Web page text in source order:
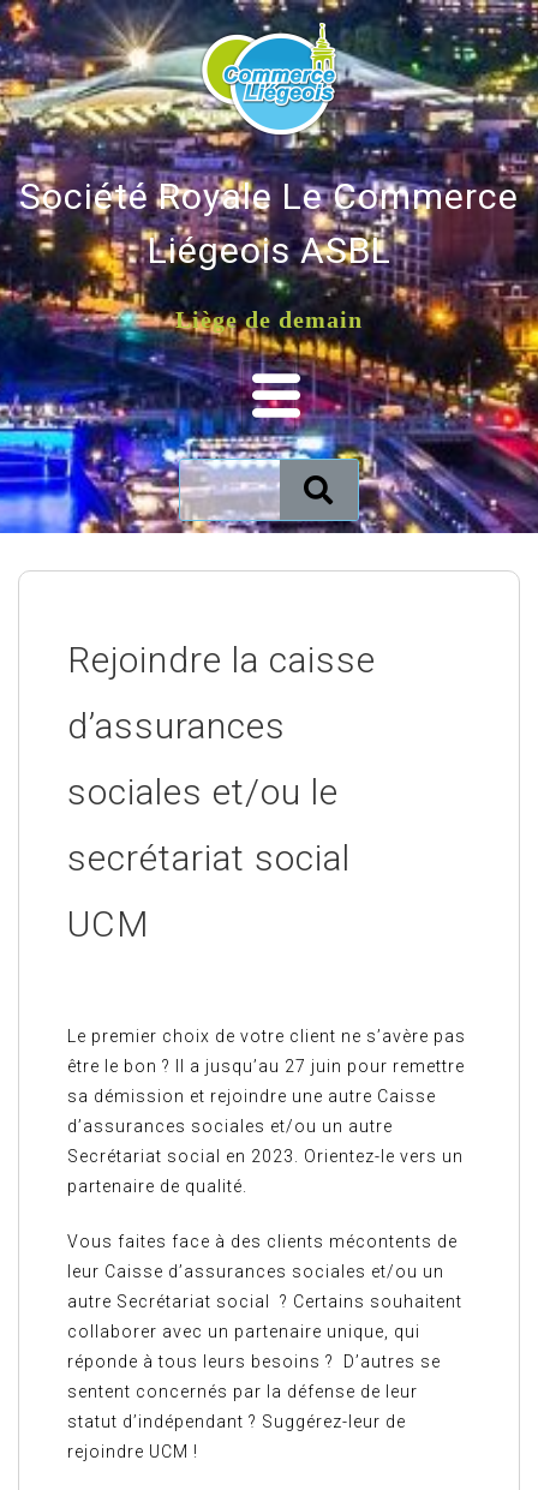
Société Royale Le Commerce
Liégeois ASBL
Liège de demain
Rejoindre la caisse
d’assurances
sociales et/ou le
secrétariat social
UCM
Le premier choix de votre client ne s’avère pas
être le bon ? Il a jusqu’au 27 juin pour remettre
sa démission et rejoindre une autre Caisse
d’assurances sociales et/ou un autre
Secrétariat social en 2023. Orientez-le vers un
partenaire de qualité.
Vous faites face à des clients mécontents de
leur Caisse d’assurances sociales et/ou un
autre Secrétariat social ? Certains souhaitent
collaborer avec un partenaire unique, qui
réponde à tous leurs besoins ? D’autres se
sentent concernés par la défense de leur
statut d’indépendant ? Suggérez-leur de
rejoindre UCM !